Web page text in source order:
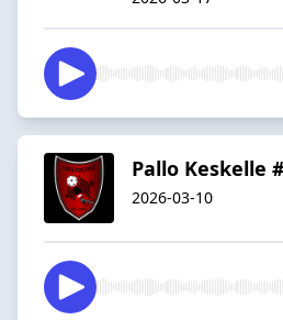
Pallo Keskelle
2026-03-10